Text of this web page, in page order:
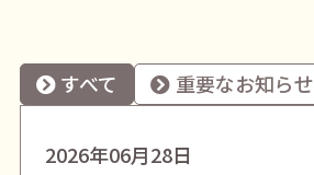
すべて 重要なお知らせ
2026年06月28日